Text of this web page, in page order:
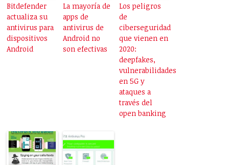
Bitdefender
actualiza su
antivirus para
dispositivos
Android
La mayoría de
apps de
antivirus de
Android no
son efectivas
Los peligros
de
ciberseguridad
que vienen en
2020:
deepfakes,
vulnerabilidades
en 5G y
ataques a
través del
open banking